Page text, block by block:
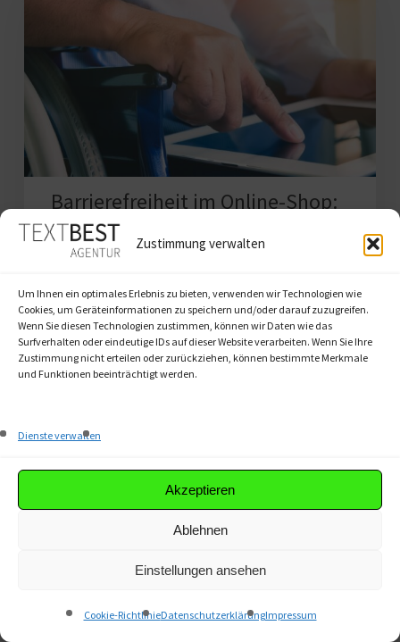
Zustimmung verwalten
Um Ihnen ein optimales Erlebnis zu bieten, verwenden wir Technologien wie
Cookies, um Geräteinformationen zu speichern und/oder darauf zuzugreifen.
Wenn Sie diesen Technologien zustimmen, können wir Daten wie das
Surfverhalten oder eindeutige IDs auf dieser Website verarbeiten. Wenn Sie Ihre
Zustimmung nicht erteilen oder zurückziehen, können bestimmte Merkmale
und Funktionen beeinträchtigt werden.
Dienste verwalten
Akzeptieren
Ablehnen
Einstellungen ansehen
Cookie-RichtlinieDatenschutzerklärungImpressum
Tipps
für
Online-
Händler:innen
Barrierefreiheit im Online-Shop:
7 Tipps für Online-Händler:innen
10. Oktober 2024
Leave a Reply